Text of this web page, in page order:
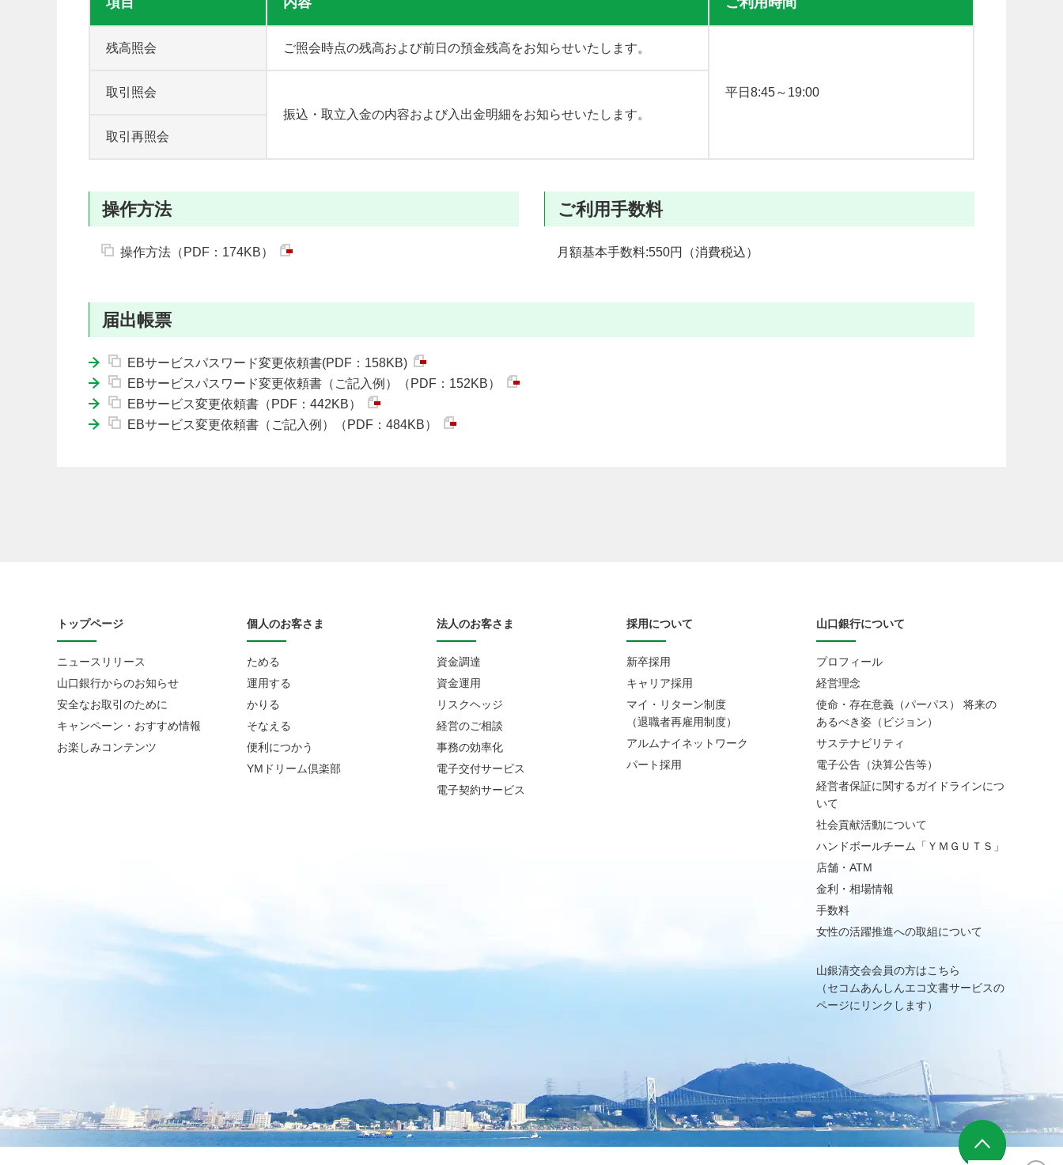
残高照会 ご照会時点の残高および前日の預金残高をお知らせいたします。
平日8:45～19:00
取引照会
振込・取立入金の内容および入出金明細をお知らせいたします。
取引再照会
操作方法
操作方法（PDF：174KB）
ご利用手数料
月額基本手数料:550円（消費税込）
届出帳票
EBサービスパスワード変更依頼書(PDF：158KB)
EBサービスパスワード変更依頼書（ご記入例）（PDF：152KB）
EBサービス変更依頼書（PDF：442KB）
EBサービス変更依頼書（ご記入例）（PDF：484KB）
トップページ
ニュースリリース
山口銀行からのお知らせ
安全なお取引のために
キャンペーン・おすすめ情報
お楽しみコンテンツ
個人のお客さま
ためる
運用する
かりる
そなえる
便利につかう
YMドリーム倶楽部
法人のお客さま
資金調達
資金運用
リスクヘッジ
経営のご相談
事務の効率化
電子交付サービス
電子契約サービス
採用について
新卒採用
キャリア採用
マイ・リターン制度
（退職者再雇用制度）
アルムナイネットワーク
パート採用
山口銀行について
プロフィール
経営理念
使命・存在意義（パーパス） 将来の
あるべき姿（ビジョン）
サステナビリティ
電子公告（決算公告等）
経営者保証に関するガイドラインにつ
いて
社会貢献活動について
ハンドボールチーム「ＹＭＧＵＴＳ」
店舗・ATM
金利・相場情報
手数料
女性の活躍推進への取組について
山銀清交会会員の方はこちら
（セコムあんしんエコ文書サービスの
ページにリンクします）